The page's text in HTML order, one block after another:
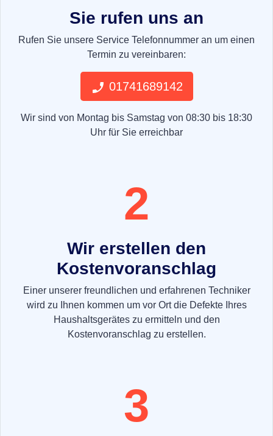
Sie rufen uns an
Rufen Sie unsere Service Telefonnummer an um einen
Termin zu vereinbaren:
01741689142
Wir sind von Montag bis Samstag von 08:30 bis 18:30
Uhr für Sie erreichbar
2
Wir erstellen den
Kostenvoranschlag
Einer unserer freundlichen und erfahrenen Techniker
wird zu Ihnen kommen um vor Ort die Defekte Ihres
Haushaltsgerätes zu ermitteln und den
Kostenvoranschlag zu erstellen.
3